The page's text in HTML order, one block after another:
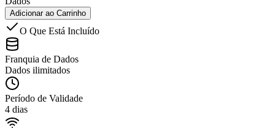
Adicionar ao Carrinho
O Que Está Incluído
Franquia de Dados
Dados ilimitados
Período de Validade
4 dias